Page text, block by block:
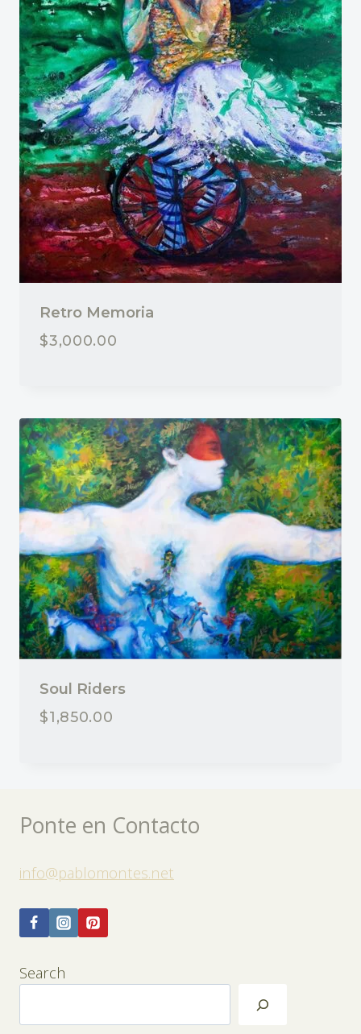
Retro Memoria
$3,000.00
Soul Riders
$1,850.00
Ponte en Contacto
info@pablomontes.net
Search